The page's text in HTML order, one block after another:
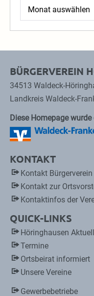
Archiv
BÜRGERVEREIN
34513 Waldeck-
Landkreis Waldeck-
Diese Homepage
KONTAKT
Kontakt Bürgerverein
Kontakt zur
Kontaktinfos der
QUICK-LINKS
Höringhausen Aktuell
Termine
Ortsbeirat informiert
Unsere Vereine
Gewerbebetriebe